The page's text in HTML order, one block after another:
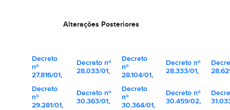
Alterações Posteriores
Decreto
nº
27.816/01,
Decreto nº
28.033/01,
Decreto
nº
28.104/01,
Decreto nº
28.333/01,
Decreto
nº
29.281/01,
Decreto nº
30.363/01,
Decreto
nº
30.364/01,
Decreto nº
30.459/02,